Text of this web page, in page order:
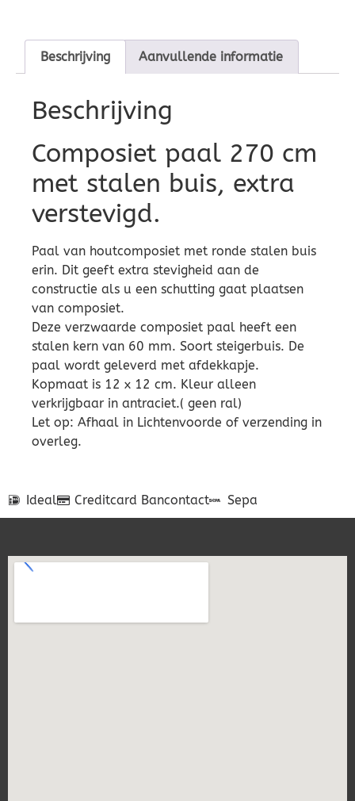
Beschrijving Aanvullende informatie
Beschrijving
Composiet paal 270 cm
met stalen buis, extra
verstevigd.
Paal van houtcomposiet met ronde stalen buis
erin. Dit geeft extra stevigheid aan de
constructie als u een schutting gaat plaatsen
van composiet.
Deze verzwaarde composiet paal heeft een
stalen kern van 60 mm. Soort steigerbuis. De
paal wordt geleverd met afdekkapje.
Kopmaat is 12 x 12 cm. Kleur alleen
verkrijgbaar in antraciet.( geen ral)
Let op: Afhaal in Lichtenvoorde of verzending in
overleg.
Ideal Creditcard Bancontact Sepa